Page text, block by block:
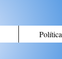
Política